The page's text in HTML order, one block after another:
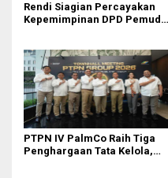
Rendi Siagian Percayakan
Kepemimpinan DPD Pemuda
PTPN IV PalmCo Raih Tiga
Penghargaan Tata Kelola,